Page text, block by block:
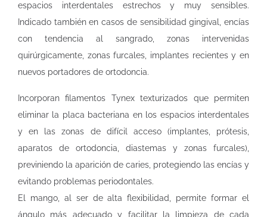
espacios interdentales estrechos y muy sensibles.
Indicado también en casos de sensibilidad gingival, encías
con tendencia al sangrado, zonas intervenidas
quirúrgicamente, zonas furcales, implantes recientes y en
nuevos portadores de ortodoncia.
Incorporan filamentos Tynex texturizados que permiten
eliminar la placa bacteriana en los espacios interdentales
y en las zonas de difícil acceso (implantes, prótesis,
aparatos de ortodoncia, diastemas y zonas furcales),
previniendo la aparición de caries, protegiendo las encías y
evitando problemas periodontales.
El mango, al ser de alta flexibilidad, permite formar el
ángulo más adecuado y facilitar la limpieza de cada